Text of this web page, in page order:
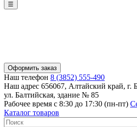
☰
Оформить заказ
Наш телефон 8 (3852) 555-490
Наш адрес 656067, Алтайский край, г.
ул. Балтийская, здание № 85
Рабочее время с 8:30 до 17:30 (пн-пт)
Каталог товаров